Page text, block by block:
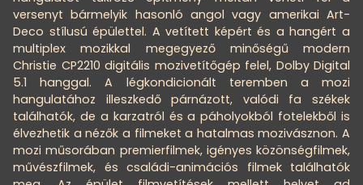
versenyt bármelyik hasonló angol vagy amerikai Art-
Deco stílusú épülettel. A vetített képért és a hangért a
multiplex mozikkal megegyező minőségű modern
Christie CP2210 digitális mozivetítőgép felel, Dolby Digital
5.1 hanggal. A légkondicionált teremben a mozi
hangulatához illeszkedő párnázott, valódi fa székek
találhatók, de a karzatról és a páholyokból fotelekből is
élvezhetik a nézők a filmeket a hatalmas mozivásznon. A
mozi műsorában premierfilmek, igényes közönségfilmek,
művészfilmek, és családi-animációs filmek találhatók